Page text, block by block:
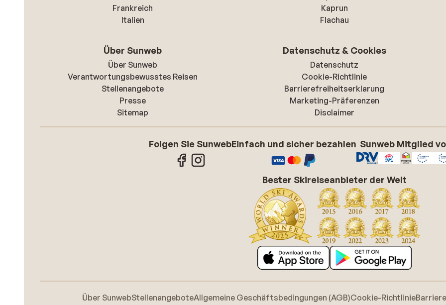
Frankreich
Italien
Kaprun
Flachau
Über Sunweb
Über Sunweb
Verantwortungsbewusstes Reisen
Stellenangebote
Presse
Sitemap
Datenschutz & Cookies
Datenschutz
Cookie-Richtlinie
Barrierefreiheitserklarung
Marketing-Präferenzen
Disclaimer
Folgen Sie SunwebEinfach und sicher bezahlen Sunweb Mitglied
Bester Skireiseanbieter der Welt
Über SunwebStellenangeboteAllgemeine Geschäftsbedingungen (AGB)Cookie-Richtlinie